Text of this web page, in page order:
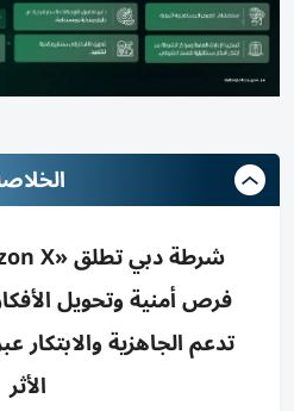
فرص أمنية وتحويل
تدعم الجاهزية
الأثر